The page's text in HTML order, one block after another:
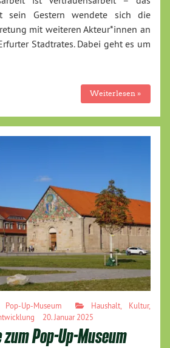
sein Gestern wendete sich die
mit weiteren Akteur*innen an
Stadtrates. Dabei geht es um
Weiterlesen »
Pop-Up-Museum Haushalt, Kultur,
20. Januar 2025
Pop-Up-Museum